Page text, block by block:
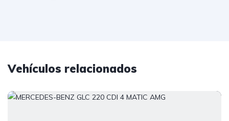
Vehículos relacionados